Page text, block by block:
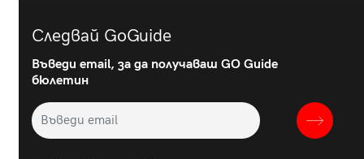
Следвай GoGuide
Въведи email, за да получаваш GO Guide
бюлетин